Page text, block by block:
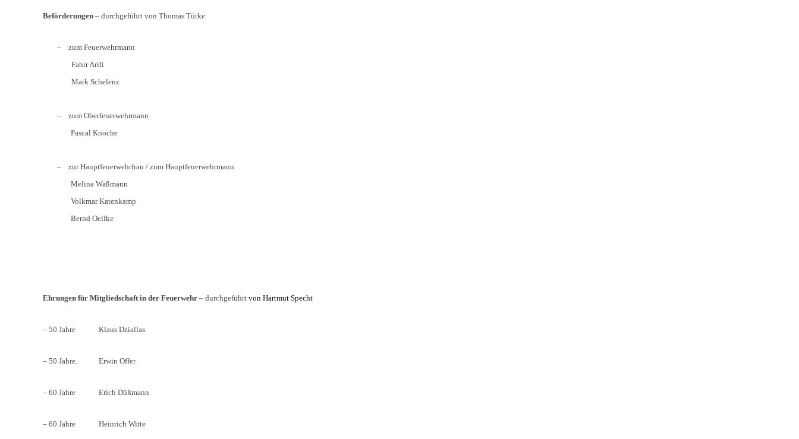
Beförderungen – durchgeführt von Thomas Türke
–
zum Feuerwehrmann
Fahir Arifi
Mark Schelenz
– zum Oberfeuerwehrmann
Pascal Knoche
– zur Hauptfeuerwehrfrau / zum Hauptfeuerwehrmann
Melina Waßmann
Volkmar Katenkamp
Bernd Oelfke
Ehrungen für Mitgliedschaft in der Feuerwehr – durchgeführt von Hartmut Specht
– 50 Jahre Klaus Dziallas
– 50 Jahre. Erwin Offer
– 60 Jahre Erich Düßmann
– 60 Jahre Heinrich Witte